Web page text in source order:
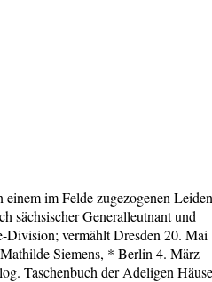
im Felde zugezogenen
sächsischer Generalleutnant und
Division; vermählt Dresden 20. Mai
Siemens, * Berlin 4. März
Taschenbuch der Adeligen